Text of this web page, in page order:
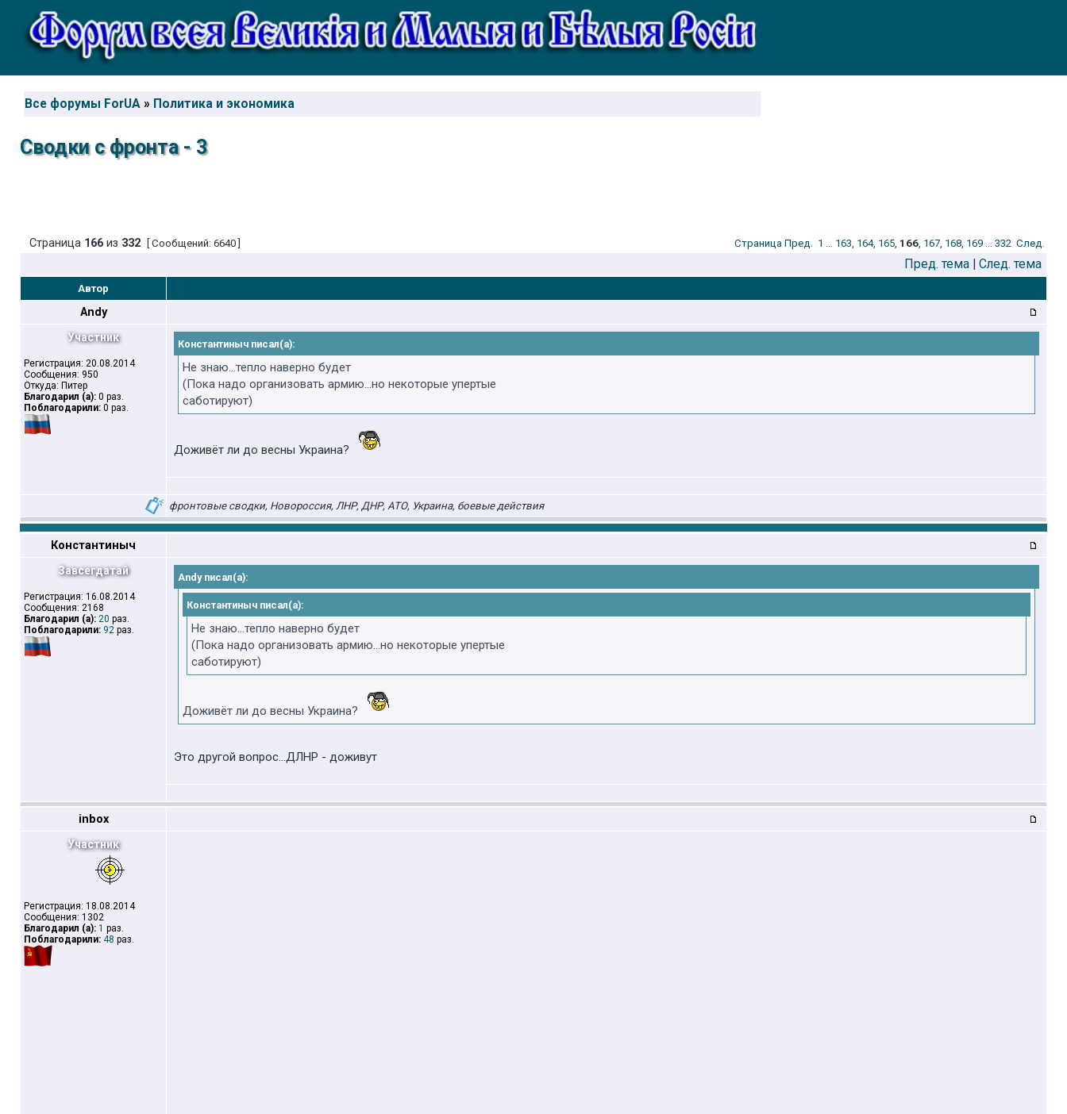
Все форумы ForUA » Политика и экономика
Сводки с фронта - 3
Страница 166 из 332 [ Сообщений: 6640 ] Стрaница Пред. 1 ... 163, 164, 165, 166, 167, 168, 169 ... 332 След.
Пред. тема | След. тема
Автор
Andy
Участник
Регистрация: 20.08.2014
Сообщения: 950
Откуда: Питер
Благодарил (а): 0 раз.
Поблагодарили: 0 раз.
Константиныч писал(а):
Не знаю...тепло наверно будет
(Пока надо организовать армию...но некоторые упертые
саботируют)
Доживёт ли до весны Украина?
фронтовые сводки, Новороссия, ЛНР, ДНР, АТО, Украина, боевые действия
Константиныч
Завсегдатай
Регистрация: 16.08.2014
Сообщения: 2168
Благодарил (а): 20 раз.
Поблагодарили: 92 раз.
Andy писал(а):
Константиныч писал(а):
Не знаю...тепло наверно будет
(Пока надо организовать армию...но некоторые упертые
саботируют)
Доживёт ли до весны Украина?
Это другой вопрос...ДЛНР - доживут
inbox
Участник
Регистрация: 18.08.2014
Сообщения: 1302
Благодарил (а): 1 раз.
Поблагодарили: 48 раз.